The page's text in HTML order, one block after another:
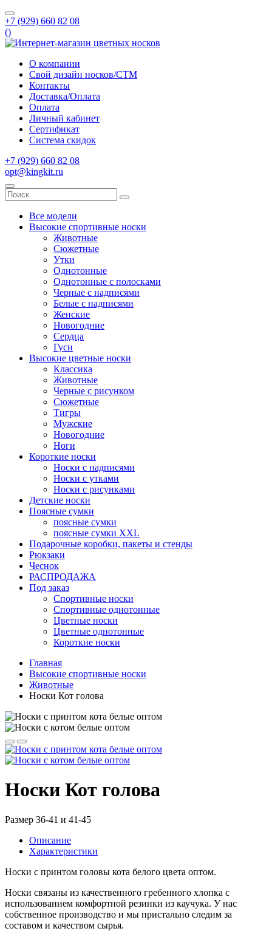
+7 (929) 660 82 08
()
О компании
Свой дизайн носков/СТМ
Контакты
Доставка/Оплата
Оплата
Личный кабинет
Сертификат
Система скидок
+7 (929) 660 82 08
opt@kingkit.ru
Все модели
Высокие спортивные носки
Животные
Сюжетные
Утки
Однотонные
Однотонные с полосками
Черные с надписями
Белые с надписями
Женские
Новогодние
Сердца
Гуси
Высокие цветные носки
Классика
Животные
Черные с рисунком
Сюжетные
Тигры
Мужские
Новогодние
Ноги
Короткие носки
Носки с надписями
Носки с утками
Носки с рисунками
Детские носки
Поясные сумки
поясные сумки
поясные сумки XXL
Подарочные коробки, пакеты и стенды
Рюкзаки
Чеснок
РАСПРОДАЖА
Под заказ
Спортивные носки
Спортивные однотонные
Цветные носки
Цветные однотонные
Короткие носки
Главная
Высокие спортивные носки
Животные
Носки Кот голова
Носки Кот голова
Размер 36-41 и 41-45
Описание
Характеристики
Носки с принтом головы кота белого цвета оптом.
Носки связаны из качественного гребенного хлопка с
использованием комфортной резинки из каучука. У нас
собственное производство и мы пристально следим за
составом и качеством сырья.